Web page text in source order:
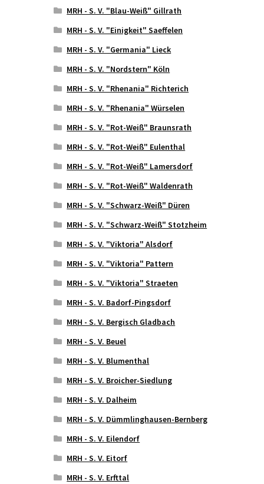
MRH - S. V. "Blau-Weiß" Gillrath
MRH - S. V. "Einigkeit" Saeffelen
MRH - S. V. "Germania" Lieck
MRH - S. V. "Nordstern" Köln
MRH - S. V. "Rhenania" Richterich
MRH - S. V. "Rhenania" Würselen
MRH - S. V. "Rot-Weiß" Braunsrath
MRH - S. V. "Rot-Weiß" Eulenthal
MRH - S. V. "Rot-Weiß" Lamersdorf
MRH - S. V. "Rot-Weiß" Waldenrath
MRH - S. V. "Schwarz-Weiß" Düren
MRH - S. V. "Schwarz-Weiß" Stotzheim
MRH - S. V. "Viktoria" Alsdorf
MRH - S. V. "Viktoria" Pattern
MRH - S. V. "Viktoria" Straeten
MRH - S. V. Badorf-Pingsdorf
MRH - S. V. Bergisch Gladbach
MRH - S. V. Beuel
MRH - S. V. Blumenthal
MRH - S. V. Broicher-Siedlung
MRH - S. V. Dalheim
MRH - S. V. Dümmlinghausen-Bernberg
MRH - S. V. Eilendorf
MRH - S. V. Eitorf
MRH - S. V. Erfttal